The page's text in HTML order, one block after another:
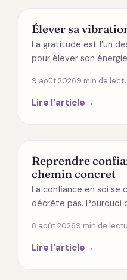
ÉNERGÉTIQUE
Élever sa
La gratitude est l’un
pour élever son
9 août 20269 min de
Lire l'article →
DÉVELOPPEMENT
Reprendre
chemin concret
La confiance en soi se
décrète pas. Pourquoi
8 août 20269 min de
Lire l'article →